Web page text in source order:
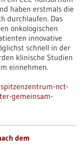
haben erstmals die
durchlaufen. Das
onkologischen
innovative
schnell in der
klinische Studien
einnehmen.
nct-
gemeinsam-
dem